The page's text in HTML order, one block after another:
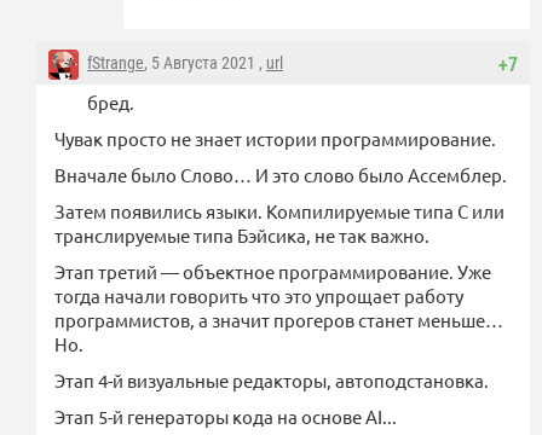
+7
fStrange, 5 Августа 2021 , url
бред.
Чувак просто не знает истории программирование.
Вначале было Слово… И это слово было Ассемблер.
Затем появились языки. Компилируемые типа С или
транслируемые типа Бэйсика, не так важно.
Этап третий — объектное программирование. Уже
тогда начали говорить что это упрощает работу
программистов, а значит прогеров станет меньше…
Но.
Этап 4-й визуальные редакторы, автоподстановка.
Этап 5-й генераторы кода на основе AI...